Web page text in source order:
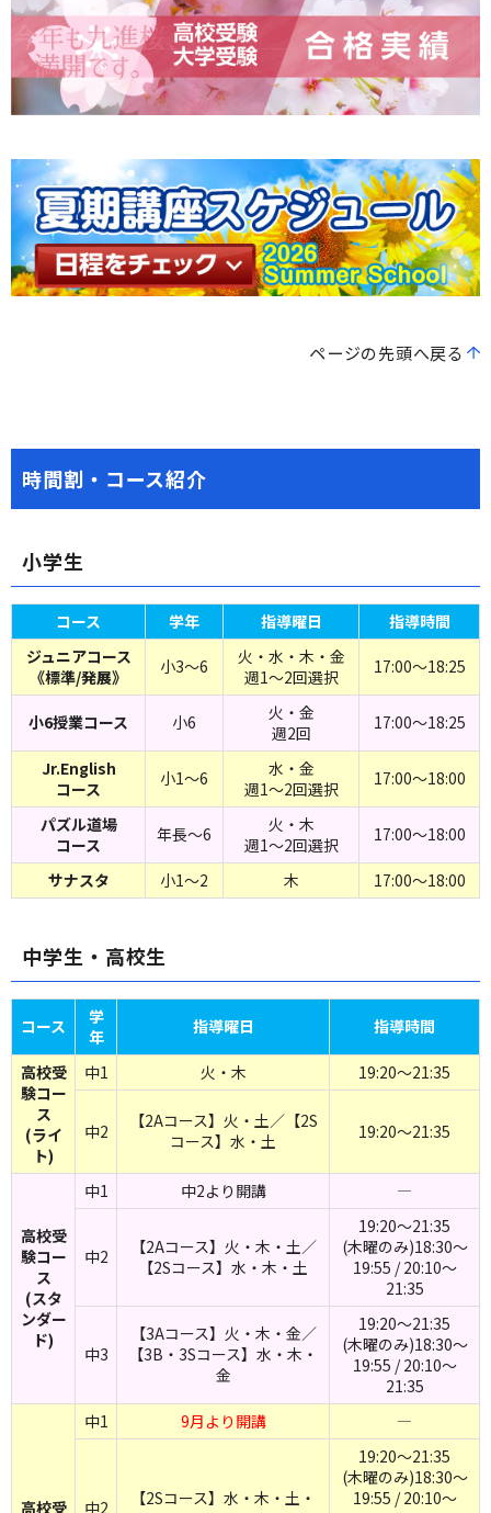
ページの先頭へ戻る
時間割・コース紹介
小学生
コース 学年 指導曜日
指導時間
ジュニアコース
《標準/発展》
小3～6
火・水・木・金
週1～2回選択
17:00～18:25
小6授業コース 小6
火・金
週2回
17:00～18:25
Jr.English
コース
小1～6
水・金
週1～2回選択
17:00～18:00
パズル道場
コース
年長～6
火・木
週1～2回選択
17:00～18:00
サナスタ 小1～2 木 17:00～18:00
中学生・高校生
コース
学
年
指導曜日 指導時間
高校受
験コー
ス
(ライ
ト)
中1 火・木 19:20～21:35
中2
【2Aコース】火・土／【2S
コース】水・土
19:20～21:35
高校受
験コー
ス
(スタ
ンダー
ド)
中1 中2より開講 ―
中2
【2Aコース】火・木・土／
【2Sコース】水・木・土
19:20～21:35
(木曜のみ)18:30～
19:55 / 20:10～
21:35
中3
【3Aコース】火・木・金／
【3B・3Sコース】水・木・
金
19:20～21:35
(木曜のみ)18:30～
19:55 / 20:10～
21:35
高校受
中1 9月より開講 ―
中2
【2Sコース】水・木・土・
19:20～21:35
(木曜のみ)18:30～
19:55 / 20:10～